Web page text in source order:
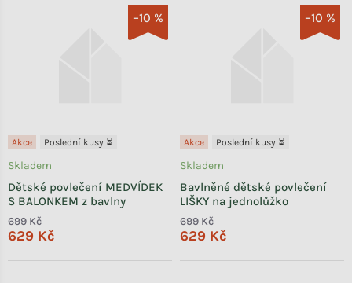
–10 %
Akce Poslední kusy ⏳
Dětské povlečení MEDVÍDEK
S BALONKEM z bavlny
Skladem
699 Kč
629 Kč
–10 %
Akce Poslední kusy ⏳
Bavlněné dětské povlečení
LIŠKY na jednolůžko
Skladem
699 Kč
629 Kč